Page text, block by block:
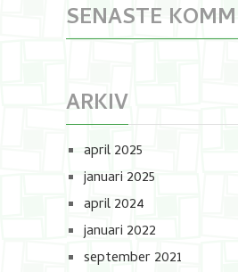
SENASTE
ARKIV
april 2025
januari 2025
april 2024
januari 2022
september 2021